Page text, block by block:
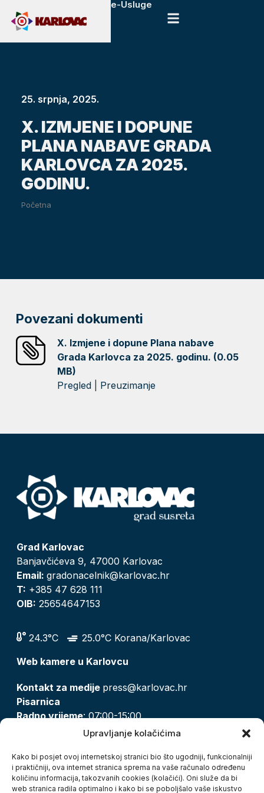
Upravljanje kolačićima
Kako bi posjet ovoj internetskoj stranici bio što ugodniji, funkcionalniji
i praktičniji, ova internet stranica sprema na vaše računalo određenu
količinu informacija, takozvanih cookies (kolačići). Oni služe da bi
web stranica radila optimalno i kako bi se poboljšalo vaše iskustvo
e-Usluge
25. srpnja, 2025.
X. IZMJENE I DOPUNE
PLANA NABAVE GRADA
KARLOVCA ZA 2025.
GODINU.
Početna
Povezani dokumenti
X. Izmjene i dopune Plana nabave
Grada Karlovca za 2025. godinu. (0.05
MB)
Pregled
Preuzimanje
Grad Karlovac
Banjavčićeva 9, 47000 Karlovac
Email: gradonacelnik@karlovac.hr
T: +385 47 628 111
OIB: 25654647153
24.3°C
25.0°C Korana/Karlovac
Web kamere u Karlovcu
Kontakt za medije press@karlovac.hr
Pisarnica
Radno vrijeme: 07:00-15:00
pisarnica@karlovac.hr
Zaštita osobnih podataka